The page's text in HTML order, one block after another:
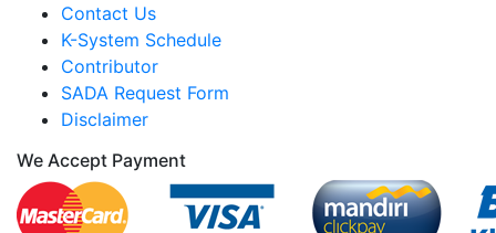
Contact Us
K-System Schedule
Contributor
SADA Request Form
Disclaimer
We Accept Payment